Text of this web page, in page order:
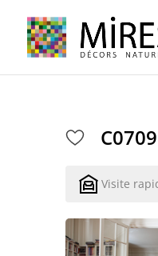
Visite